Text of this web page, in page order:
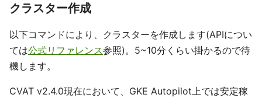
クラスター作成
以下コマンドにより、クラスターを作成します(APIについ
ては公式リファレンス参照)。5~10分くらい掛かるので待
機します。
CVAT v2.4.0現在において、GKE Autopilot上では安定稼